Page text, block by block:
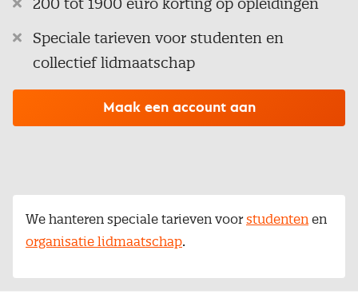
Speciale tarieven voor studenten en
collectief lidmaatschap
Maak een account aan
We hanteren speciale tarieven voor studenten en
organisatie lidmaatschap.